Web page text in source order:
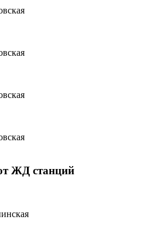
ЖД станций